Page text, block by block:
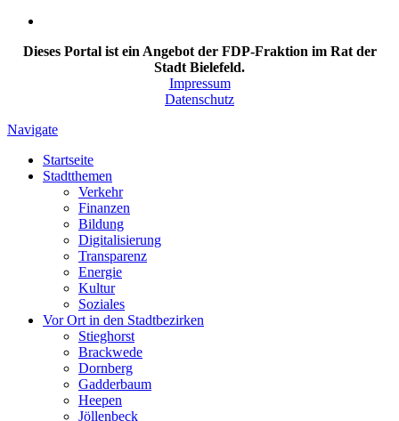
Dieses Portal ist ein Angebot der FDP-Fraktion im Rat der
Stadt Bielefeld.
Impressum
Datenschutz
Navigate
Startseite
Stadtthemen
Verkehr
Finanzen
Bildung
Digitalisierung
Transparenz
Energie
Kultur
Soziales
Vor Ort in den Stadtbezirken
Stieghorst
Brackwede
Dornberg
Gadderbaum
Heepen
Jöllenbeck